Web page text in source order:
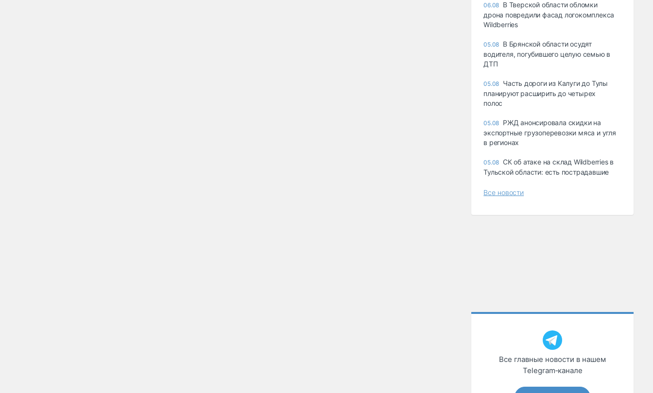
06.08 В Тверской области обломки
дрона повредили фасад логокомплекса
Wildberries
05.08 В Брянской области осудят
водителя, погубившего целую семью в
ДТП
05.08 Часть дороги из Калуги до Тулы
планируют расширить до четырех
полос
05.08 РЖД анонсировала скидки на
экспортные грузоперевозки мяса и угля
в регионах
05.08 СК об атаке на склад Wildberries в
Тульской области: есть пострадавшие
Все новости
Все главные новости в нашем
Telegram‑канале